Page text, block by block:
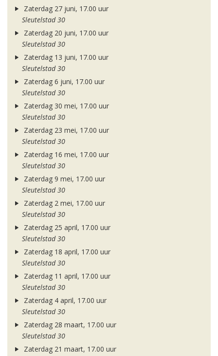
Zaterdag 27 juni, 17.00 uur
Sleutelstad 30
Zaterdag 20 juni, 17.00 uur
Sleutelstad 30
Zaterdag 13 juni, 17.00 uur
Sleutelstad 30
Zaterdag 6 juni, 17.00 uur
Sleutelstad 30
Zaterdag 30 mei, 17.00 uur
Sleutelstad 30
Zaterdag 23 mei, 17.00 uur
Sleutelstad 30
Zaterdag 16 mei, 17.00 uur
Sleutelstad 30
Zaterdag 9 mei, 17.00 uur
Sleutelstad 30
Zaterdag 2 mei, 17.00 uur
Sleutelstad 30
Zaterdag 25 april, 17.00 uur
Sleutelstad 30
Zaterdag 18 april, 17.00 uur
Sleutelstad 30
Zaterdag 11 april, 17.00 uur
Sleutelstad 30
Zaterdag 4 april, 17.00 uur
Sleutelstad 30
Zaterdag 28 maart, 17.00 uur
Sleutelstad 30
Zaterdag 21 maart, 17.00 uur